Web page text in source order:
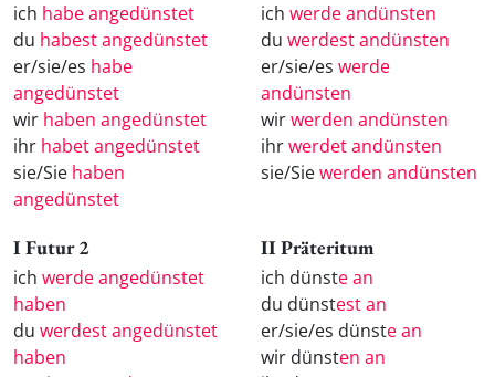
ich habe angedünstet
du habest angedünstet
er/sie/es habe
angedünstet
wir haben angedünstet
ihr habet angedünstet
sie/Sie haben
angedünstet
ich werde andünsten
du werdest andünsten
er/sie/es werde
andünsten
wirwerden andünsten
ihrwerdet andünsten
sie/Siewerden andünsten
I Futur 2
ich werde angedünstet
haben
du werdest angedünstet
haben
II Präteritum
ich dünste an
du dünstest an
er/sie/es dünste an
wir dünsten an